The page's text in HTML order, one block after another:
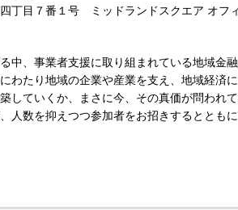
丁目７番１号 ミッドランドスクエア オフ
、事業者支援に取り組まれている地域金
わたり地域の企業や産業を支え、地域経済
していくか、まさに今、その真価が問われ
人数を抑えつつ参加者をお招きするととも